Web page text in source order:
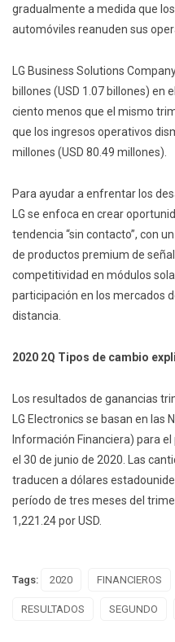
gradualmente a medida que
automóviles reanuden sus
LG Business Solutions
billones (USD 1.07 billones) en
ciento menos que el mismo
que los ingresos operativos
millones (USD 80.49 millones).
Para ayudar a enfrentar los
LG se enfoca en crear
tendencia “sin contacto”, con
de productos premium de
competitividad en módulos
participación en los mercados
distancia.
2020 2Q Tipos de cambio
Los resultados de ganancias
LG Electronics se basan en las
Información Financiera) para
el 30 de junio de 2020. Las
traducen a dólares
período de tres meses del
1,221.24 por USD.
Tags: 2020 FINANCIEROS
RESULTADOS SEGUNDO